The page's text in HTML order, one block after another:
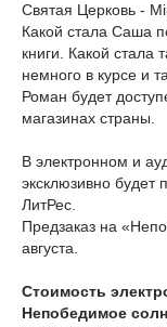
Святая Церковь -
Какой стала Саша
книги. Какой стала
немного в курсе и
Роман будет
магазинах страны.
В электронном и
эксклюзивно будет
ЛитРес.
Предзаказ на
августа.
Стоимость
Непобедимое